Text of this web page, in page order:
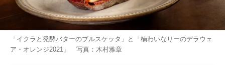
「イクラと発酵バターのブルスケッタ」と「楠わいなりーのデラウェ
ア・オレンジ2021」 写真：木村雅章